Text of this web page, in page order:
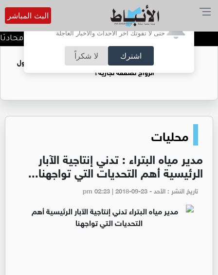
أترغب في تفعيل الإشعارات؟
حتى لا تفوتك آخر الأحداث والأخبار العاجلة
اشترك لا شكراً
البث المباشر
كيف تحافظ على خصوصية
فتيات يستغللنه لتحقيق مكاسب مادية.. هل تحول
الزواج لصفقة تجارية؟
محليات
مدير مياه البتراء : تدني إنتاجية الآبار
الرئيسية أهم التحديات التي تواجهنا...
تاريخ النشر : الأحد - pm 02:23 | 2018-09-23